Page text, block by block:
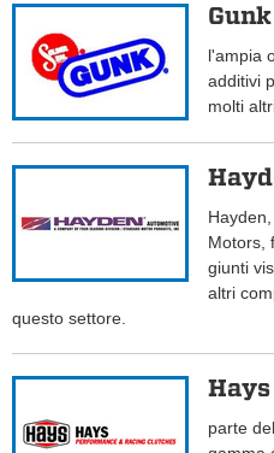
Gunk
l'ampia
additivi
molti
Motors,
giunti
altri
questo settore.
Hays
parte